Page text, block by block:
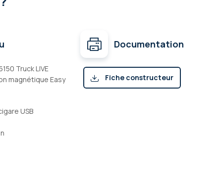
Truck LIVE
magnétique Easy
USB
Documentation
Fiche constructeur